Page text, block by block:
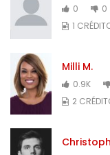
0
0
1
Milli M.
0.9K
2